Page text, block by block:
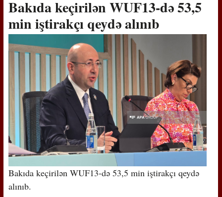
Bakıda keçirilən WUF13-də 53,5
min iştirakçı qeydə alınıb
Bakıda keçirilən WUF13-də 53,5 min iştirakçı qeydə
alınıb.